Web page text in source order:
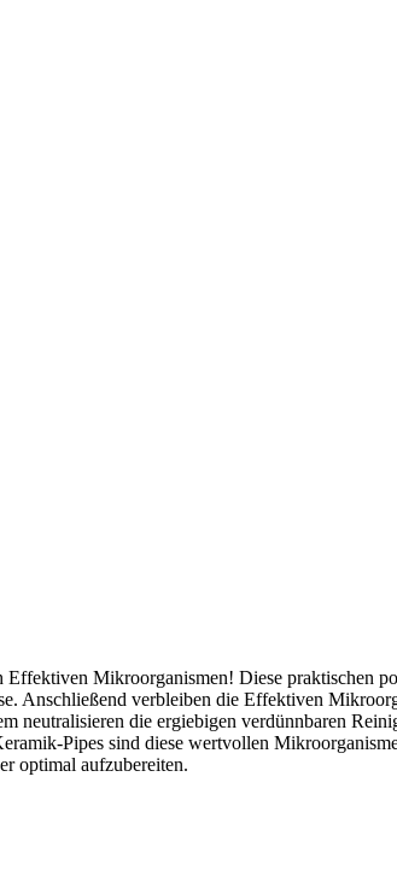
Mikroorganismen! Diese praktischen
Anschließend verbleiben die Effektiven
neutralisieren die ergiebigen verdünnbaren
Pipes sind diese wertvollen
optimal aufzubereiten.